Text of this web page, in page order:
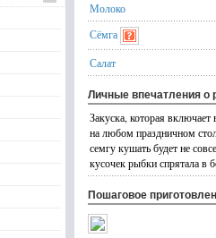
Молоко
Сёмга
Салат
Личные впечатления о
Закуска, которая включает
на любом праздничном
семгу кушать будет не
кусочек рыбки спрятала
Пошаговое